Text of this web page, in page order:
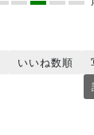
いいね数順